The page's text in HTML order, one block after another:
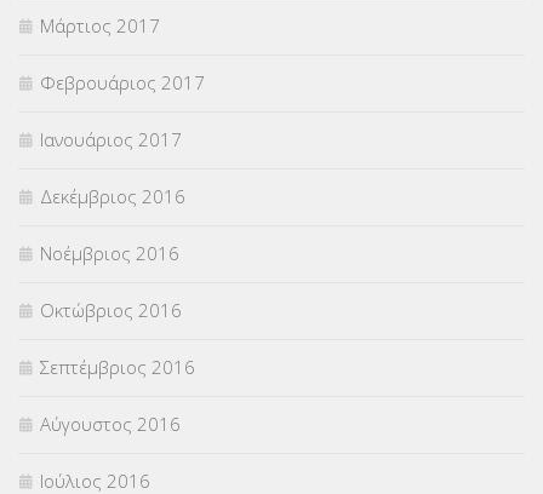
Μάρτιος 2017
Φεβρουάριος 2017
Ιανουάριος 2017
Δεκέμβριος 2016
Νοέμβριος 2016
Οκτώβριος 2016
Σεπτέμβριος 2016
Αύγουστος 2016
Ιούλιος 2016